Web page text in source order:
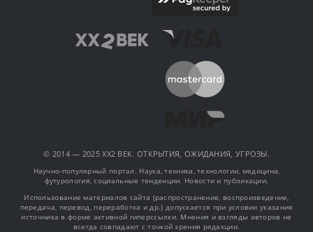
© 2014 — 2025 XX2 ВЕК. ОТКРЫТИЯ, ОЖИДАНИЯ, УГРОЗЫ.
Научно-популярный портал. Наука, техника, технологии, медицина,
футурология, социальные тенденции. Новости и публикации.
Использование материалов сайта (распространение, воспроизведение,
передача, перевод, переработка и др.) допускается при условии указания
источника в форме активной гиперссылки. Мнения и взгляды авторов не
всегда совпадают с точкой зрения редакции.